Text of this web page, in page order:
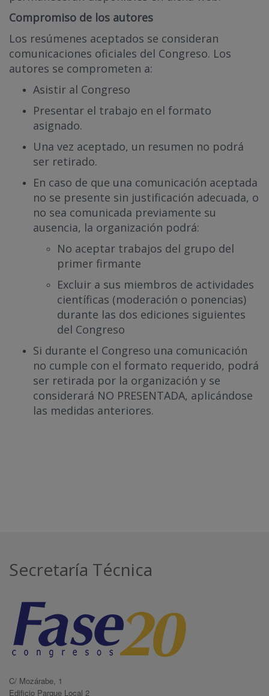
Compromiso de los autores
Los resúmenes aceptados se consideran
comunicaciones oficiales del Congreso. Los
autores se comprometen a:
Asistir al Congreso
Presentar el trabajo en el formato
asignado.
Una vez aceptado, un resumen no podrá
ser retirado.
En caso de que una comunicación aceptada
no se presente sin justificación adecuada, o
no sea comunicada previamente su
ausencia, la organización podrá:
No aceptar trabajos del grupo del
primer firmante
Excluir a sus miembros de actividades
científicas (moderación o ponencias)
durante las dos ediciones siguientes
del Congreso
Si durante el Congreso una comunicación
no cumple con el formato requerido, podrá
ser retirada por la organización y se
considerará NO PRESENTADA, aplicándose
las medidas anteriores.
Secretaría Técnica
C/ Mozárabe, 1
Edificio Parque Local 2